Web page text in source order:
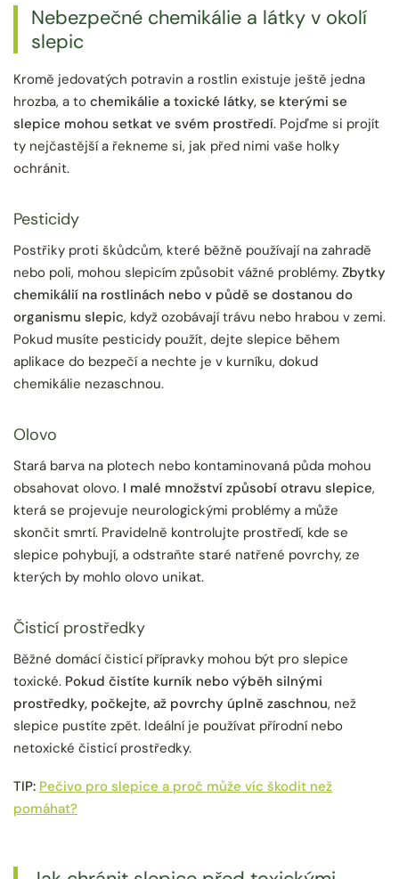
Nebezpečné chemikálie a látky v okolí
slepic
Kromě jedovatých potravin a rostlin existuje ještě jedna
hrozba, a to chemikálie a toxické látky, se kterými se
slepice mohou setkat ve svém prostředí. Pojďme si projít
ty nejčastější a řekneme si, jak před nimi vaše holky
ochránit.
Pesticidy
Postřiky proti škůdcům, které běžně používají na zahradě
nebo poli, mohou slepicím způsobit vážné problémy. Zbytky
chemikálií na rostlinách nebo v půdě se dostanou do
organismu slepic, když ozobávají trávu nebo hrabou v zemi.
Pokud musíte pesticidy použít, dejte slepice během
aplikace do bezpečí a nechte je v kurníku, dokud
chemikálie nezaschnou.
Olovo
Stará barva na plotech nebo kontaminovaná půda mohou
obsahovat olovo. I malé množství způsobí otravu slepice,
která se projevuje neurologickými problémy a může
skončit smrtí. Pravidelně kontrolujte prostředí, kde se
slepice pohybují, a odstraňte staré natřené povrchy, ze
kterých by mohlo olovo unikat.
Čisticí prostředky
Běžné domácí čisticí přípravky mohou být pro slepice
toxické. Pokud čistíte kurník nebo výběh silnými
prostředky, počkejte, až povrchy úplně zaschnou, než
slepice pustíte zpět. Ideální je používat přírodní nebo
netoxické čisticí prostředky.
TIP: Pečivo pro slepice a proč může víc škodit než
pomáhat?